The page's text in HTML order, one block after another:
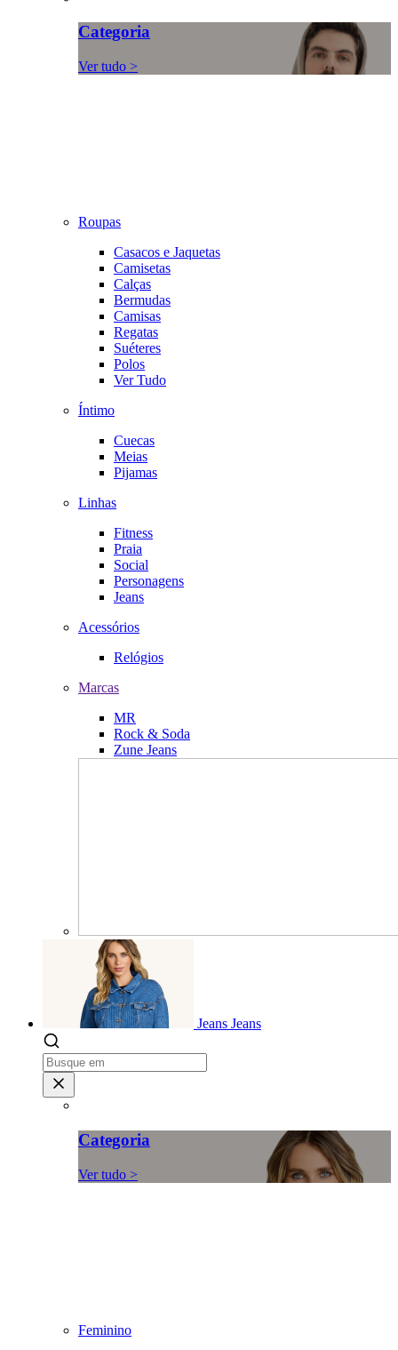
Categoria
Ver tudo >
Roupas
Casacos e Jaquetas
Camisetas
Calças
Bermudas
Camisas
Regatas
Suéteres
Polos
Ver Tudo
Íntimo
Cuecas
Meias
Pijamas
Linhas
Fitness
Praia
Social
Personagens
Jeans
Acessórios
Relógios
Marcas
MR
Rock & Soda
Zune Jeans
Jeans Jeans
Categoria
Ver tudo >
Feminino